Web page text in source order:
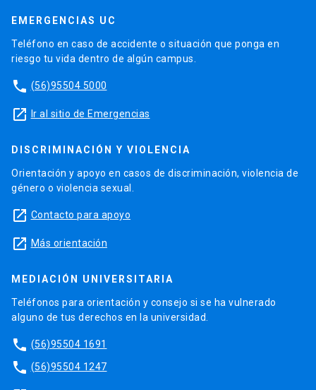
EMERGENCIAS UC
Teléfono en caso de accidente o situación que ponga en
riesgo tu vida dentro de algún campus.
phone (56)95504 5000
launch Ir al sitio de Emergencias
DISCRIMINACIÓN Y VIOLENCIA
Orientación y apoyo en casos de discriminación, violencia de
género o violencia sexual.
launch Contacto para apoyo
launch Más orientación
MEDIACIÓN UNIVERSITARIA
Teléfonos para orientación y consejo si se ha vulnerado
alguno de tus derechos en la universidad.
phone (56)95504 1691
phone (56)95504 1247